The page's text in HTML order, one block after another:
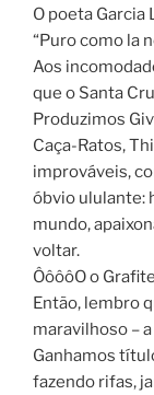
O poeta Garcia
“Puro como la
Aos
que o Santa
Produzimos
Caça-Ratos,
improváveis,
óbvio ululante:
mundo,
voltar.
ÔôôôO o
Então, lembro
maravilhoso –
Ganhamos
fazendo rifas,